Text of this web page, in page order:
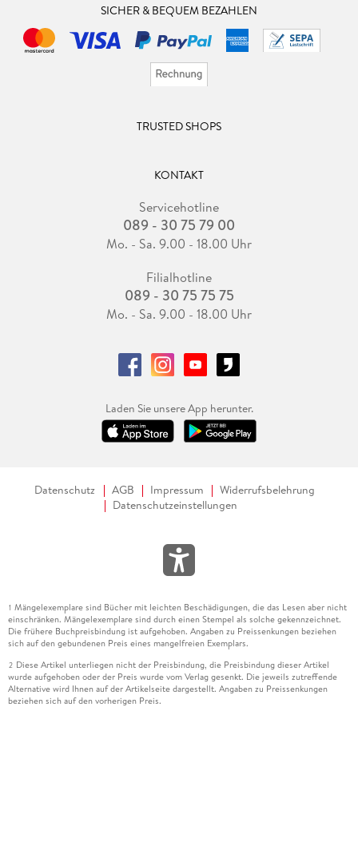
SICHER & BEQUEM BEZAHLEN
TRUSTED SHOPS
KONTAKT
Servicehotline
089 - 30 75 79 00
Mo. - Sa. 9.00 - 18.00 Uhr
Filialhotline
089 - 30 75 75 75
Mo. - Sa. 9.00 - 18.00 Uhr
Laden Sie unsere App herunter.
Datenschutz AGB Impressum
Widerrufsbelehrung
Datenschutzeinstellungen
1 Mängelexemplare sind Bücher mit leichten Beschädigungen, die das Lesen aber nicht
einschränken. Mängelexemplare sind durch einen Stempel als solche gekennzeichnet.
Die frühere Buchpreisbindung ist aufgehoben. Angaben zu Preissenkungen beziehen
sich auf den gebundenen Preis eines mangelfreien Exemplars.
2 Diese Artikel unterliegen nicht der Preisbindung, die Preisbindung dieser Artikel
wurde aufgehoben oder der Preis wurde vom Verlag gesenkt. Die jeweils zutreffende
Alternative wird Ihnen auf der Artikelseite dargestellt. Angaben zu Preissenkungen
beziehen sich auf den vorherigen Preis.